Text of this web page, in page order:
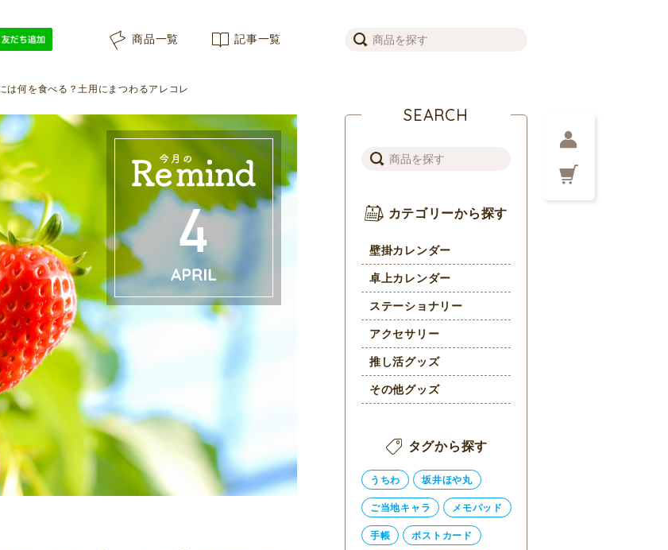
商品一覧 記事一覧
は何を食べる？土用にまつわるアレコレ
SEARCH
カテゴリーから探す
壁掛カレンダー
卓上カレンダー
ステーショナリー
アクセサリー
推し活グッズ
その他グッズ
タグから探す
うちわ 坂井ほや丸
ご当地キャラ メモパッド
手帳 ポストカード